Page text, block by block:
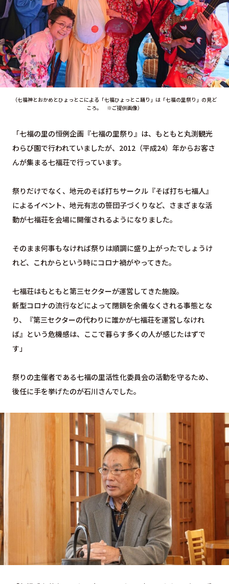
（七福神とおかめとひょっとこによる「七福ひょっとこ踊り」は「七福の里祭り」の見ど
ころ。 ※ご提供画像）
「七福の里の恒例企画『七福の里祭り』は、もともと丸渕観光
わらび園で行われていましたが、2012（平成24）年からお客さ
んが集まる七福荘で行っています。
祭りだけでなく、地元のそば打ちサークル『そば打ち七福人』
によるイベント、地元有志の笹団子づくりなど、さまざまな活
動が七福荘を会場に開催されるようになりました。
そのまま何事もなければ祭りは順調に盛り上がったでしょうけ
れど、これからという時にコロナ禍がやってきた。
七福荘はもともと第三セクターが運営してきた施設。
新型コロナの流行などによって閉鎖を余儀なくされる事態とな
り、『第三セクターの代わりに誰かが七福荘を運営しなけれ
ば』という危機感は、ここで暮らす多くの人が感じたはずで
す」
祭りの主催者である七福の里活性化委員会の活動を守るため、
後任に手を挙げたのが石川さんでした。